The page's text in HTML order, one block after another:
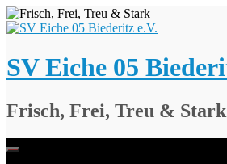
Springe
zum
SV Eiche 05
Frisch, Frei, Treu & Stark